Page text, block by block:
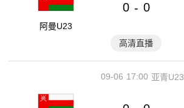
阿曼U23
0 - 0
高清直播
17:00
09-06 亚青U23